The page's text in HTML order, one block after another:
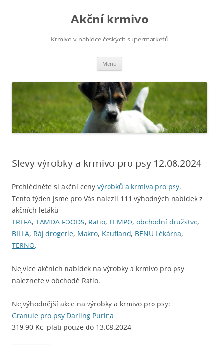
Akční krmivo
Krmivo v nabídce českých supermarketů
Menu
Slevy výrobky a krmivo pro psy 12.08.2024
Prohlédněte si akční ceny výrobků a krmiva pro psy.
Tento týden jsme pro Vás nalezli 111 výhodných nabídek z
akčních letáků
TREFA, TAMDA FOODS, Ratio, TEMPO, obchodní družstvo,
BILLA, Ráj drogerie, Makro, Kaufland, BENU Lékárna,
TERNO.
Nejvíce akčních nabídek na výrobky a krmivo pro psy
naleznete v obchodě Ratio.
Nejvýhodnější akce na výrobky a krmivo pro psy:
Granule pro psy Darling Purina
319,90 Kč, platí pouze do 13.08.2024